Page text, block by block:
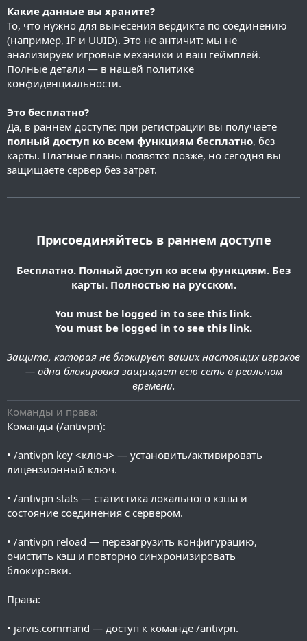
Какие данные вы храните?
То, что нужно для вынесения вердикта по соединению
(например, IP и UUID). Это не античит: мы не
анализируем игровые механики и ваш геймплей.
Полные детали — в нашей политике
конфиденциальности.
Это бесплатно?
Да, в раннем доступе: при регистрации вы получаете
полный доступ ко всем функциям бесплатно, без
карты. Платные планы появятся позже, но сегодня вы
защищаете сервер без затрат.
Присоединяйтесь в раннем доступе
Бесплатно. Полный доступ ко всем функциям. Без
карты. Полностью на русском.
You must be logged in to see this link.
You must be logged in to see this link.
Защита, которая не блокирует ваших настоящих игроков
— одна блокировка защищает всю сеть в реальном
времени.
Команды и права
Команды (/antivpn):
• /antivpn key <ключ> — установить/активировать
лицензионный ключ.
• /antivpn stats — статистика локального кэша и
состояние соединения с сервером.
• /antivpn reload — перезагрузить конфигурацию,
очистить кэш и повторно синхронизировать
блокировки.
Права:
• jarvis.command — доступ к команде /antivpn.